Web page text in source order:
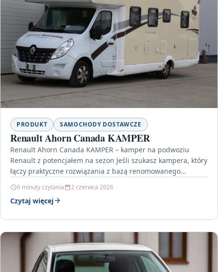
PRODUKT SAMOCHODY DOSTAWCZE
Renault Ahorn Canada KAMPER
Renault Ahorn Canada KAMPER – kamper na podwoziu
Renault z potencjałem na sezon Jeśli szukasz kampera, który
łączy praktyczne rozwiązania z bazą renomowanego
6 minuty czytania 2 czerwca 2026
Czytaj więcej